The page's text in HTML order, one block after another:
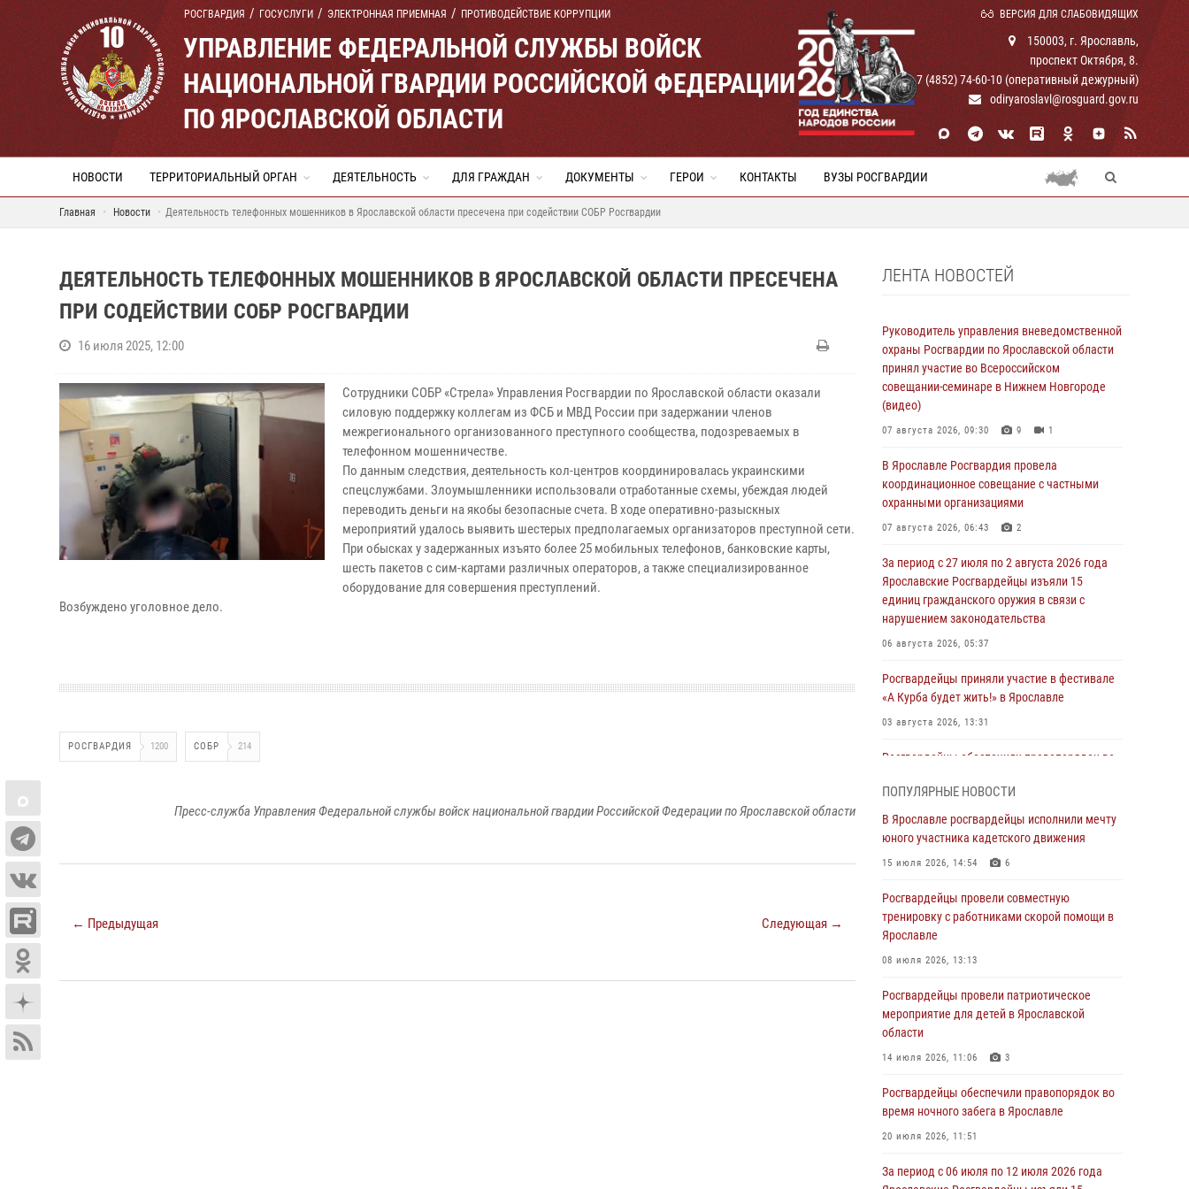
РОСГВАРДИЯ ГОСУСЛУГИ ЭЛЕКТРОННАЯ ПРИЕМНАЯ ПРОТИВОДЕЙСТВИЕ КОРРУПЦИИ ВЕРСИЯ ДЛЯ СЛАБОВИДЯЩИХ
УПРАВЛЕНИЕ ФЕДЕРАЛЬНОЙ СЛУЖБЫ ВОЙСК
НАЦИОНАЛЬНОЙ ГВАРДИИ РОССИЙСКОЙ ФЕДЕРАЦИИ
ПО ЯРОСЛАВСКОЙ ОБЛАСТИ
150003, г. Ярославль,
проспект Октября, 8.
+ 7 (4852) 74-60-10 (оперативный дежурный)
odiryaroslavl@rosguard.gov.ru
НОВОСТИ ТЕРРИТОРИАЛЬНЫЙ ОРГАН ДЕЯТЕЛЬНОСТЬ ДЛЯ ГРАЖДАН ДОКУМЕНТЫ ГЕРОИ КОНТАКТЫ ВУЗЫ РОСГВАРДИИ
Главная Новости Деятельность телефонных мошенников в Ярославской области пресечена при содействии СОБР Росгвардии
ДЕЯТЕЛЬНОСТЬ ТЕЛЕФОННЫХ МОШЕННИКОВ В ЯРОСЛАВСКОЙ ОБЛАСТИ ПРЕСЕЧЕНА
ПРИ СОДЕЙСТВИИ СОБР РОСГВАРДИИ
16 июля 2025, 12:00
Сотрудники СОБР «Стрела» Управления Росгвардии по Ярославской области оказали
силовую поддержку коллегам из ФСБ и МВД России при задержании членов
межрегионального организованного преступного сообщества, подозреваемых в
телефонном мошенничестве.
По данным следствия, деятельность кол-центров координировалась украинскими
спецслужбами. Злоумышленники использовали отработанные схемы, убеждая людей
переводить деньги на якобы безопасные счета. В ходе оперативно-разыскных
мероприятий удалось выявить шестерых предполагаемых организаторов преступной сети.
При обысках у задержанных изъято более 25 мобильных телефонов, банковские карты,
шесть пакетов с сим-картами различных операторов, а также специализированное
оборудование для совершения преступлений.
Возбуждено уголовное дело.
РОСГВАРДИЯ 1200 СОБР 214
Пресс-служба Управления Федеральной службы войск национальной гвардии Российской Федерации по Ярославской области
← Предыдущая Следующая →
ЛЕНТА НОВОСТЕЙ
Руководитель управления вневедомственной
охраны Росгвардии по Ярославской области
принял участие во Всероссийском
совещании-семинаре в Нижнем Новгороде
(видео)
07 августа 2026, 09:30 9 1
В Ярославле Росгвардия провела
координационное совещание с частными
охранными организациями
07 августа 2026, 06:43 2
За период с 27 июля по 2 августа 2026 года
Ярославские Росгвардейцы изъяли 15
единиц гражданского оружия в связи с
нарушением законодательства
06 августа 2026, 05:37
Росгвардейцы приняли участие в фестивале
«А Курба будет жить!» в Ярославле
03 августа 2026, 13:31
Росгвардейцы обеспечили правопорядок во
Росгвардейцы обеспечили правопорядок во
время празднования Дня воздушно-
03 августа 2026, 07:24
Ярославские росгвардейцы за прошедшую
03 августа 2026, 07:09
Росгвардейцы оказали помощь беременной
женщине во время празднования Дня ВДВ в
03 августа 2026, 06:20
единицу гражданского оружия в связи с
нарушением законодательства
ПОПУЛЯРНЫЕ НОВОСТИ
В Ярославле росгвардейцы исполнили мечту
юного участника кадетского движения
15 июля 2026, 14:54 6
Росгвардейцы провели совместную
тренировку с работниками скорой помощи в
Ярославле
08 июля 2026, 13:13
Росгвардейцы провели патриотическое
мероприятие для детей в Ярославской
области
14 июля 2026, 11:06 3
Росгвардейцы обеспечили правопорядок во
время ночного забега в Ярославле
20 июля 2026, 11:51
За период с 06 июля по 12 июля 2026 года